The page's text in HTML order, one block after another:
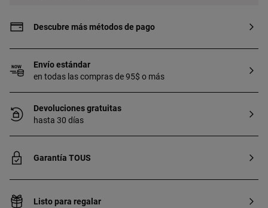
Descubre más métodos de pago
Envío estándar
en todas las compras de 95$ o más
Devoluciones gratuitas
hasta 30 días
Garantía TOUS
Listo para regalar